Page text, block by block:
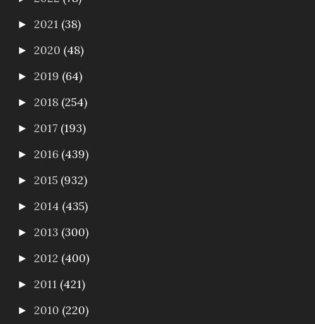
► 2021 (38)
► 2020 (48)
► 2019 (64)
► 2018 (254)
► 2017 (193)
► 2016 (439)
► 2015 (932)
► 2014 (435)
► 2013 (300)
► 2012 (400)
► 2011 (421)
► 2010 (220)